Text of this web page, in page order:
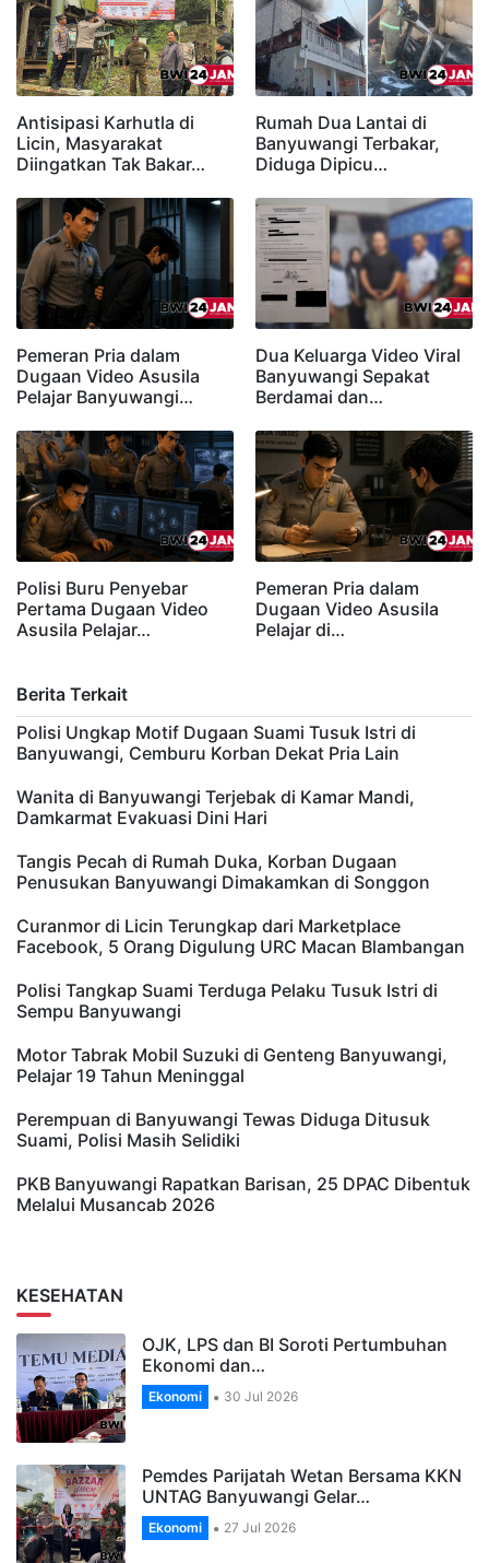
Antisipasi Karhutla di
Licin, Masyarakat
Diingatkan Tak Bakar…
Rumah Dua Lantai di
Banyuwangi Terbakar,
Diduga Dipicu…
Pemeran Pria dalam
Dugaan Video Asusila
Pelajar Banyuwangi…
Dua Keluarga Video Viral
Banyuwangi Sepakat
Berdamai dan…
Polisi Buru Penyebar
Pertama Dugaan Video
Asusila Pelajar…
Pemeran Pria dalam
Dugaan Video Asusila
Pelajar di…
Berita Terkait
Polisi Ungkap Motif Dugaan Suami Tusuk Istri di
Banyuwangi, Cemburu Korban Dekat Pria Lain
Wanita di Banyuwangi Terjebak di Kamar Mandi,
Damkarmat Evakuasi Dini Hari
Tangis Pecah di Rumah Duka, Korban Dugaan
Penusukan Banyuwangi Dimakamkan di Songgon
Curanmor di Licin Terungkap dari Marketplace
Facebook, 5 Orang Digulung URC Macan Blambangan
Polisi Tangkap Suami Terduga Pelaku Tusuk Istri di
Sempu Banyuwangi
Motor Tabrak Mobil Suzuki di Genteng Banyuwangi,
Pelajar 19 Tahun Meninggal
Perempuan di Banyuwangi Tewas Diduga Ditusuk
Suami, Polisi Masih Selidiki
PKB Banyuwangi Rapatkan Barisan, 25 DPAC Dibentuk
Melalui Musancab 2026
KESEHATAN
OJK, LPS dan BI Soroti Pertumbuhan
Ekonomi dan…
Ekonomi 30 Jul 2026
Pemdes Parijatah Wetan Bersama KKN
UNTAG Banyuwangi Gelar…
Ekonomi 27 Jul 2026